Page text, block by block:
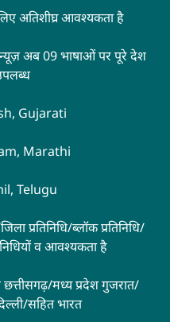
अतिशीघ्र आवश्यकता है
अब 09 भाषाओं पर पूरे देश
Gujarati
Marathi
Telugu
प्रतिनिधि/ब्लॉक प्रतिनिधि/
व आवश्यकता है
मध्य प्रदेश गुजरात/
सहित भारत